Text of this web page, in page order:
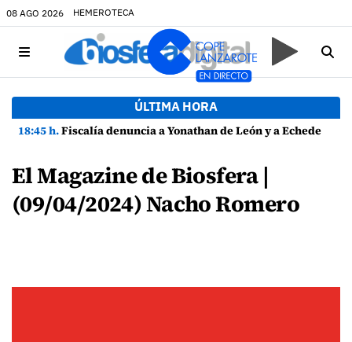
08 AGO 2026 HEMEROTECA
ÚLTIMA HORA
18:45 h.Fiscalía denuncia a Yonathan de León y a Echedey Eugenio por presuntas anomalías en contratos festivos
El Magazine de Biosfera |
(09/04/2024) Nacho Romero